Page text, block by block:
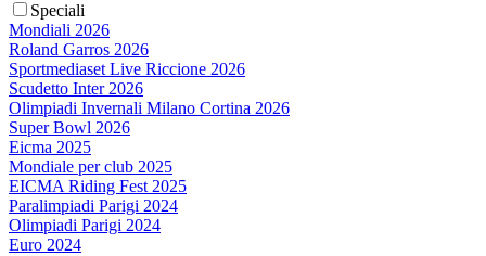
Speciali
Mondiali 2026
Roland Garros 2026
Sportmediaset Live Riccione 2026
Scudetto Inter 2026
Olimpiadi Invernali Milano Cortina 2026
Super Bowl 2026
Eicma 2025
Mondiale per club 2025
EICMA Riding Fest 2025
Paralimpiadi Parigi 2024
Olimpiadi Parigi 2024
Euro 2024